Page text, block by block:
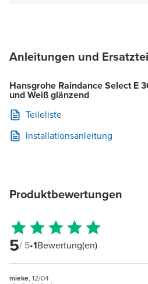
Anleitungen und
Hansgrohe Raindance Select E
und Weiß glänzend
Teileliste
Installationsanleitung
Produktbewertungen
5/ 5•1Bewertung(en)
mieke, 12/04